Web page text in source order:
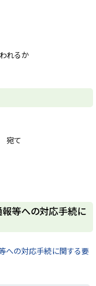
れるか
宛て
等への対応手続に
への対応手続に関する要